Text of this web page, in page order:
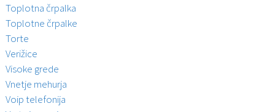
Toplotna črpalka
Toplotne črpalke
Torte
Verižice
Visoke grede
Vnetje mehurja
Voip telefonija